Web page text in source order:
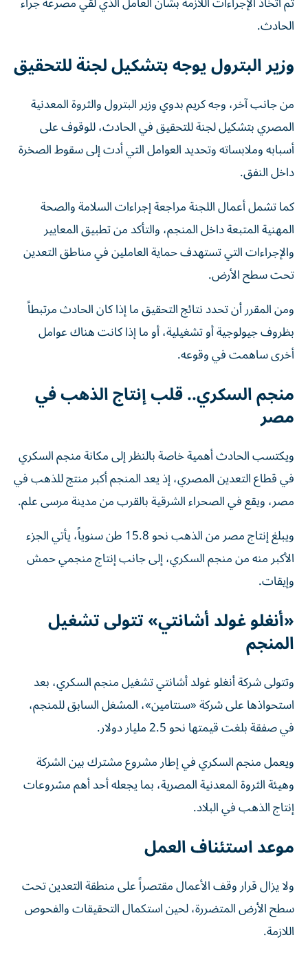
الحادث.
وزير البترول يوجه بتشكيل لجنة للتحقيق
من جانب آخر، وجه كريم بدوي وزير البترول والثروة المعدنية
المصري بتشكيل لجنة للتحقيق في الحادث، للوقوف على
أسبابه وملابساته وتحديد العوامل التي أدت إلى سقوط الصخرة
داخل النفق.
كما تشمل أعمال اللجنة مراجعة إجراءات السلامة والصحة
المهنية المتبعة داخل المنجم، والتأكد من تطبيق المعايير
والإجراءات التي تستهدف حماية العاملين في مناطق التعدين
تحت سطح الأرض.
ومن المقرر أن تحدد نتائج التحقيق ما إذا كان الحادث مرتبطاً
بظروف جيولوجية أو تشغيلية، أو ما إذا كانت هناك عوامل
أخرى ساهمت في وقوعه.
منجم السكري.. قلب إنتاج الذهب في
مصر
ويكتسب الحادث أهمية خاصة بالنظر إلى مكانة منجم السكري
في قطاع التعدين المصري، إذ يعد المنجم أكبر منتج للذهب في
مصر، ويقع في الصحراء الشرقية بالقرب من مدينة مرسى علم.
ويبلغ إنتاج مصر من الذهب نحو 15.8 طن سنوياً، يأتي الجزء
الأكبر منه من منجم السكري، إلى جانب إنتاج منجمي حمش
وإيقات.
«أنغلو غولد أشانتي» تتولى تشغيل
المنجم
وتتولى شركة أنغلو غولد أشانتي تشغيل منجم السكري، بعد
استحواذها على شركة «سنتامين»، المشغل السابق للمنجم،
في صفقة بلغت قيمتها نحو 2.5 مليار دولار.
ويعمل منجم السكري في إطار مشروع مشترك بين الشركة
وهيئة الثروة المعدنية المصرية، بما يجعله أحد أهم مشروعات
إنتاج الذهب في البلاد.
موعد استئناف العمل
ولا يزال قرار وقف الأعمال مقتصراً على منطقة التعدين تحت
سطح الأرض المتضررة، لحين استكمال التحقيقات والفحوص
اللازمة.